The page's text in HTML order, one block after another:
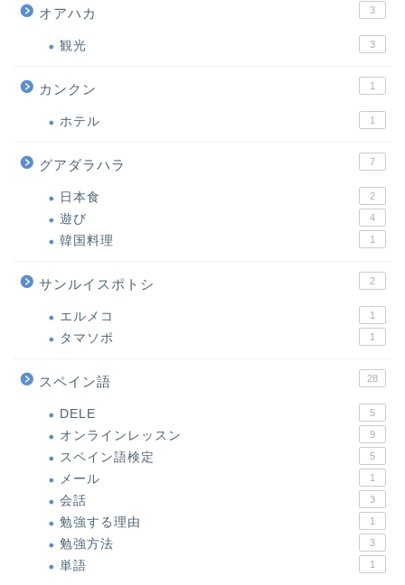
オアハカ 3
観光 3
カンクン 1
ホテル 1
グアダラハラ 7
日本食 2
遊び 4
韓国料理 1
サンルイスポトシ 2
エルメコ 1
タマソポ 1
スペイン語 28
DELE 5
オンラインレッスン 9
スペイン語検定 5
メール 1
会話 3
勉強する理由 1
勉強方法 3
単語 1